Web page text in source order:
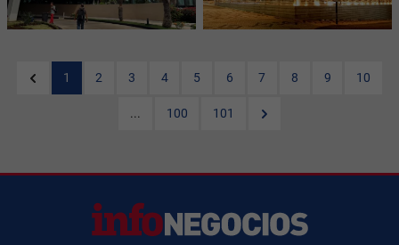
1 2 3 4 5 6 7 8 9 10
... 100 101